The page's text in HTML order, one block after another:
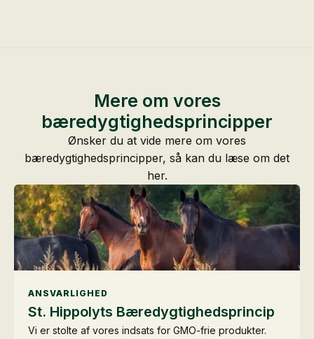
Mere om vores
bæredygtighedsprincipper
Ønsker du at vide mere om vores
bæredygtighedsprincipper, så kan du læse om det
her.
ANSVARLIGHED
St. Hippolyts Bæredygtigheds­princip
Vi er stolte af vores indsats for GMO-frie produkter.